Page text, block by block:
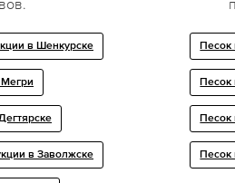
в Шенкурске
Мегри
в Заволжске
Песок
Песок
Песок
Песок